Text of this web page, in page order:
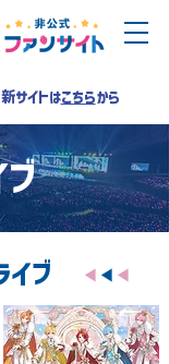
サイトはこちらから
ブ ▶︎
▶︎
▶︎